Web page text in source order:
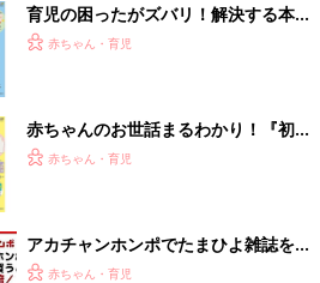
育児の困ったがズバリ！解決する本
『ひよこクラブ 秋号』 4カ月～2才
赤ちゃん・育児
赤ちゃんのお世話まるわかり！『初め
てのひよこクラブ 夏号』〈巻頭大特
赤ちゃん・育児
アカチャンホンポでたまひよ雑誌を買
うとポイント10倍【期間限定】
赤ちゃん・育児